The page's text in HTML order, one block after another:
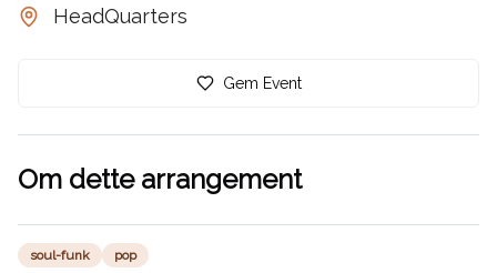
HeadQuarters
Gem Event
Om dette arrangement
soul-funk pop